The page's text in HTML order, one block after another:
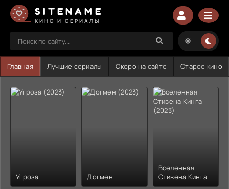
SITENAME
КИНО И СЕРИАЛЫ
Главная Лучшие сериалы Скоро на сайте Старое кино
Угроза Догмен
Вселенная
Стивена Кинга